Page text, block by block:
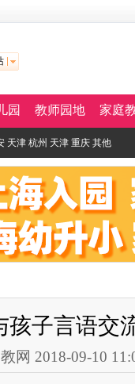
园 教师园地 家庭
天津 杭州 天津 重庆 其他
孩子言语交
网 2018-09-10